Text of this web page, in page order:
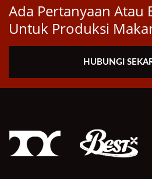
Ada Pertanyaan Atau
Untuk Produksi
HUBUNGI